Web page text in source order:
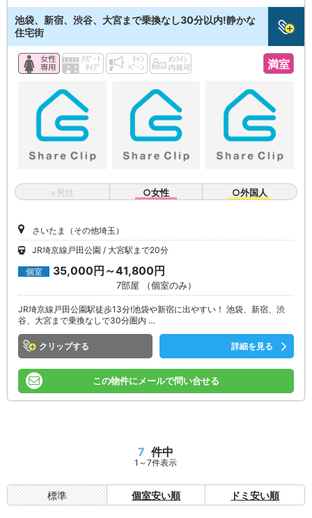
池袋、新宿、渋谷、大宮まで乗換なし30分以内!静かな
住宅街
満室
×男性 ○女性 ○外国人
さいたま（その他埼玉）
JR埼京線戸田公園
大宮駅まで20分
個室 35,000円～41,800円
7部屋 （個室のみ）
JR埼京線戸田公園駅徒歩13分!池袋や新宿に出やすい！ 池袋、新宿、渋
谷、大宮まで乗換なしで30分圏内 …
クリップ 詳細を見る
この物件にメールで問い合せる
7 件中
1～7件表示
標準 個室安い順 ドミ安い順